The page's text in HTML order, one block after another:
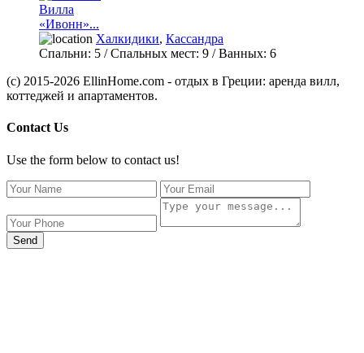
Вилла
«Ивонн»...
Халкидики, Кассандра
Спальни: 5 / Спальных мест: 9 /Ванных: 6
(c) 2015-2026 EllinHome.com - отдых в Греции: аренда вилл,
коттеджей и апартаментов.
Contact Us
Use the form below to contact us!
Send